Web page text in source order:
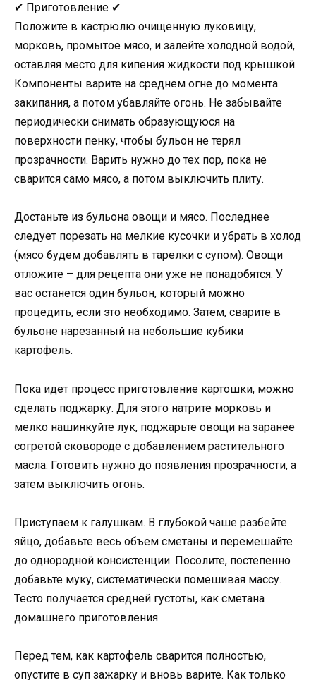
✔ Приготовление ✔
Положите в кастрюлю очищенную луковицу,
морковь, промытое мясо, и залейте холодной водой,
оставляя место для кипения жидкости под крышкой.
Компоненты варите на среднем огне до момента
закипания, а потом убавляйте огонь. Не забывайте
периодически снимать образующуюся на
поверхности пенку, чтобы бульон не терял
прозрачности. Варить нужно до тех пор, пока не
сварится само мясо, а потом выключить плиту.
Достаньте из бульона овощи и мясо. Последнее
следует порезать на мелкие кусочки и убрать в холод
(мясо будем добавлять в тарелки с супом). Овощи
отложите – для рецепта они уже не понадобятся. У
вас останется один бульон, который можно
процедить, если это необходимо. Затем, сварите в
бульоне нарезанный на небольшие кубики
картофель.
Пока идет процесс приготовление картошки, можно
сделать поджарку. Для этого натрите морковь и
мелко нашинкуйте лук, поджарьте овощи на заранее
согретой сковороде с добавлением растительного
масла. Готовить нужно до появления прозрачности, а
затем выключить огонь.
Приступаем к галушкам. В глубокой чаше разбейте
яйцо, добавьте весь объем сметаны и перемешайте
до однородной консистенции. Посолите, постепенно
добавьте муку, систематически помешивая массу.
Тесто получается средней густоты, как сметана
домашнего приготовления.
Перед тем, как картофель сварится полностью,
опустите в суп зажарку и вновь варите. Как только